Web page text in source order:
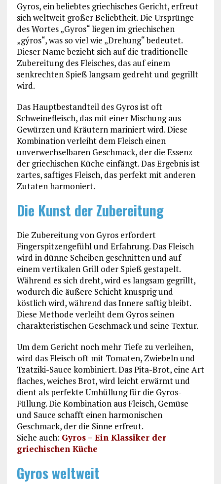
Gyros, ein beliebtes griechisches Gericht, erfreut
sich weltweit großer Beliebtheit. Die Ursprünge
des Wortes „Gyros“ liegen im griechischen
„gýros“, was so viel wie „Drehung“ bedeutet.
Dieser Name bezieht sich auf die traditionelle
Zubereitung des Fleisches, das auf einem
senkrechten Spieß langsam gedreht und gegrillt
wird.
Das Hauptbestandteil des Gyros ist oft
Schweinefleisch, das mit einer Mischung aus
Gewürzen und Kräutern mariniert wird. Diese
Kombination verleiht dem Fleisch einen
unverwechselbaren Geschmack, der die Essenz
der griechischen Küche einfängt. Das Ergebnis ist
zartes, saftiges Fleisch, das perfekt mit anderen
Zutaten harmoniert.
Die Kunst der Zubereitung
Die Zubereitung von Gyros erfordert
Fingerspitzengefühl und Erfahrung. Das Fleisch
wird in dünne Scheiben geschnitten und auf
einem vertikalen Grill oder Spieß gestapelt.
Während es sich dreht, wird es langsam gegrillt,
wodurch die äußere Schicht knusprig und
köstlich wird, während das Innere saftig bleibt.
Diese Methode verleiht dem Gyros seinen
charakteristischen Geschmack und seine Textur.
Um dem Gericht noch mehr Tiefe zu verleihen,
wird das Fleisch oft mit Tomaten, Zwiebeln und
Tzatziki-Sauce kombiniert. Das Pita-Brot, eine Art
flaches, weiches Brot, wird leicht erwärmt und
dient als perfekte Umhüllung für die Gyros-
Füllung. Die Kombination aus Fleisch, Gemüse
und Sauce schafft einen harmonischen
Geschmack, der die Sinne erfreut.
Siehe auch: Gyros – Ein Klassiker der
griechischen Küche
Gyros weltweit